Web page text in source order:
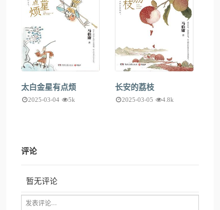
太白金星有点烦
2025-03-04 5k
长安的荔枝
2025-03-05 4.8k
评论
暂无评论